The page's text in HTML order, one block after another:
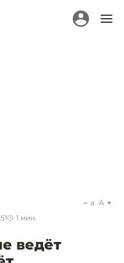
1 мин.
a A
ведёт